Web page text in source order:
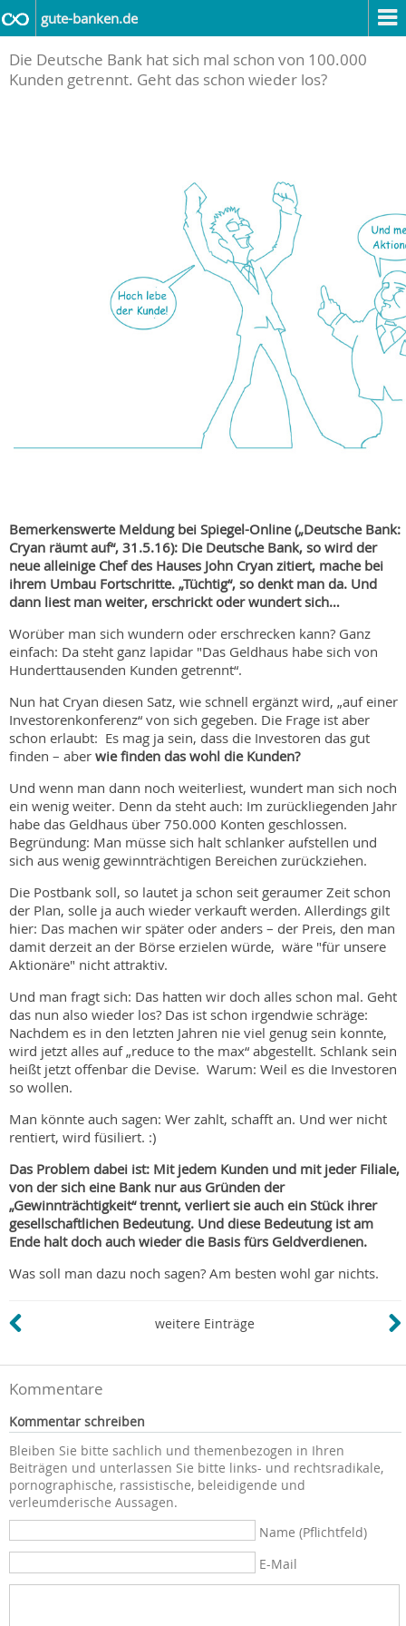
gute-banken.de
Die Deutsche Bank hat sich mal schon von 100.000
Kunden getrennt. Geht das schon wieder los?
Bemerkenswerte Meldung bei Spiegel-Online („Deutsche Bank:
Cryan räumt auf“, 31.5.16): Die Deutsche Bank, so wird der
neue alleinige Chef des Hauses John Cryan zitiert, mache bei
ihrem Umbau Fortschritte. „Tüchtig“, so denkt man da. Und
dann liest man weiter, erschrickt oder wundert sich…
Worüber man sich wundern oder erschrecken kann? Ganz
einfach: Da steht ganz lapidar "Das Geldhaus habe sich von
Hunderttausenden Kunden getrennt“.
Nun hat Cryan diesen Satz, wie schnell ergänzt wird, „auf einer
Investorenkonferenz“ von sich gegeben. Die Frage ist aber
schon erlaubt: Es mag ja sein, dass die Investoren das gut
finden – aber wie finden das wohl die Kunden?
Und wenn man dann noch weiterliest, wundert man sich noch
ein wenig weiter. Denn da steht auch: Im zurückliegenden Jahr
habe das Geldhaus über 750.000 Konten geschlossen.
Begründung: Man müsse sich halt schlanker aufstellen und
sich aus wenig gewinnträchtigen Bereichen zurückziehen.
Die Postbank soll, so lautet ja schon seit geraumer Zeit schon
der Plan, solle ja auch wieder verkauft werden. Allerdings gilt
hier: Das machen wir später oder anders – der Preis, den man
damit derzeit an der Börse erzielen würde, wäre "für unsere
Aktionäre" nicht attraktiv.
Und man fragt sich: Das hatten wir doch alles schon mal. Geht
das nun also wieder los? Das ist schon irgendwie schräge:
Nachdem es in den letzten Jahren nie viel genug sein konnte,
wird jetzt alles auf „reduce to the max“ abgestellt. Schlank sein
heißt jetzt offenbar die Devise. Warum: Weil es die Investoren
so wollen.
Man könnte auch sagen: Wer zahlt, schafft an. Und wer nicht
rentiert, wird füsiliert. :)
Das Problem dabei ist: Mit jedem Kunden und mit jeder Filiale,
von der sich eine Bank nur aus Gründen der
„Gewinnträchtigkeit“ trennt, verliert sie auch ein Stück ihrer
gesellschaftlichen Bedeutung. Und diese Bedeutung ist am
Ende halt doch auch wieder die Basis fürs Geldverdienen.
Was soll man dazu noch sagen? Am besten wohl gar nichts.
weitere Einträge
Kommentare
Kommentar schreiben
Bleiben Sie bitte sachlich und themenbezogen in Ihren
Beiträgen und unterlassen Sie bitte links- und rechtsradikale,
pornographische, rassistische, beleidigende und
verleumderische Aussagen.
Name (Pflichtfeld)
E-Mail